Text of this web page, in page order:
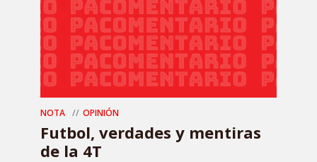
NOTA OPINIÓN
Futbol, verdades y mentiras
de la 4T